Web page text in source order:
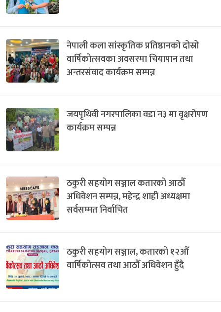
नेपाली कला सांस्कृतिक प्रतिष्ठानको दोस्रो
वार्षिकोत्सवका अवसरमा चियापान तथा
अन्तरसंवाद कार्यक्रम सम्पन्न
जयपृथिवी नगरपालिका वडा न३ मा वृक्षरोपण
कार्यक्रम सम्पन्न
ठकुरी सहयोग सञ्जाल कतारको आठौँ
अधिवेशन सम्पन्न, महेन्द्र शाही अध्यक्षमा
सर्वसम्मत निर्वाचित
ठकुरी सहयोग सञ्जाल, कतारको १२औँ
वार्षिकोत्सव तथा आठौँ अधिवेशन हुँदै